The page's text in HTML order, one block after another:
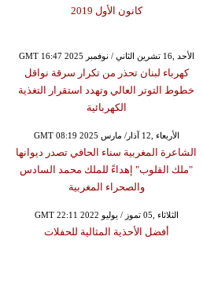
كانون الأول 2019
GMT 16:47 2025 الأحد ,16 تشرين الثاني / نوفمبر
كهرباء لبنان تحذر من تكرار سرقة نواقل
خطوط التوتر العالي وتهدد استقرار التغذية
الكهربائية
GMT 08:19 2025 الأربعاء ,12 آذار/ مارس
الشاعرة المغربية سناء الحافي تصدر ديوانها
"ملك القلوب" إهداءً للملك محمد السادس
والصحراء المغربية
GMT 22:11 2022 الثلاثاء ,05 تموز / يوليو
أفضل الأحذية المثالية للحفلات